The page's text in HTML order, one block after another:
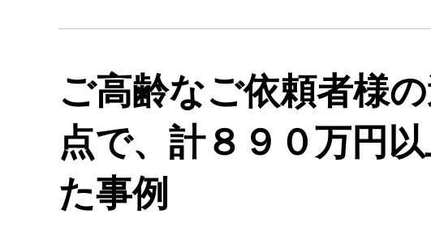
ご高齢なご依頼者様
点で、計８９０万円
た事例